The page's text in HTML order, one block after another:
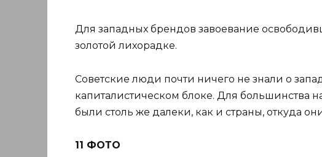
Для западных брендов завоевание
золотой лихорадке.
Советские люди почти ничего не знали о
капиталистическом блоке. Для большинства
были столь же далеки, как и страны, откуда
11 ФОТО